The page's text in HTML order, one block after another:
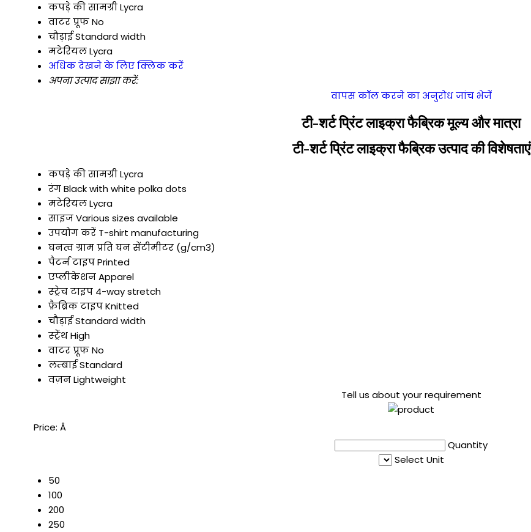
कपड़े की सामग्रीLycra
वाटर प्रूफNo
चौड़ाईStandard width
मटेरियलLycra
अधिक देखने के लिए क्लिक करें
अपना उत्पाद साझा करें:
वापस कॉल करने का अनुरोध जांच भेजें
टी-शर्ट प्रिंट लाइक्रा फैब्रिक मूल्य और मात्रा
टी-शर्ट प्रिंट लाइक्रा फैब्रिक उत्पाद की विशेषताएं
कपड़े की सामग्रीLycra
रंगBlack with white polka dots
मटेरियलLycra
साइजVarious sizes available
उपयोग करें T-shirt manufacturing
घनत्वग्राम प्रति घन सेंटीमीटर (g/cm3)
पैटर्न टाइपPrinted
एप्लीकेशनApparel
स्ट्रेच टाइप 4-way stretch
फ़ैब्रिक टाइपKnitted
चौड़ाईStandard width
स्ट्रेंथHigh
वाटर प्रूफNo
लम्बाईStandard
वज़नLightweight
Tell us about your requirement
Price: Â
Quantity
Select Unit
50
100
200
250